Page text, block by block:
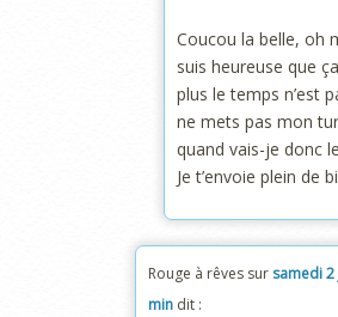
Coucou la belle, oh
suis heureuse que
plus le temps n’est
ne mets pas mon
quand vais-je donc
Je t’envoie plein de
Rouge à rêves sur samedi
min dit :